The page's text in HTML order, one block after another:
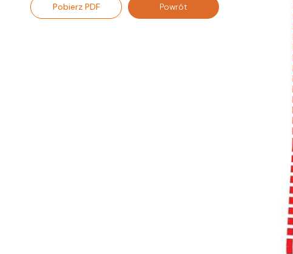
Pobierz PDF Powrót